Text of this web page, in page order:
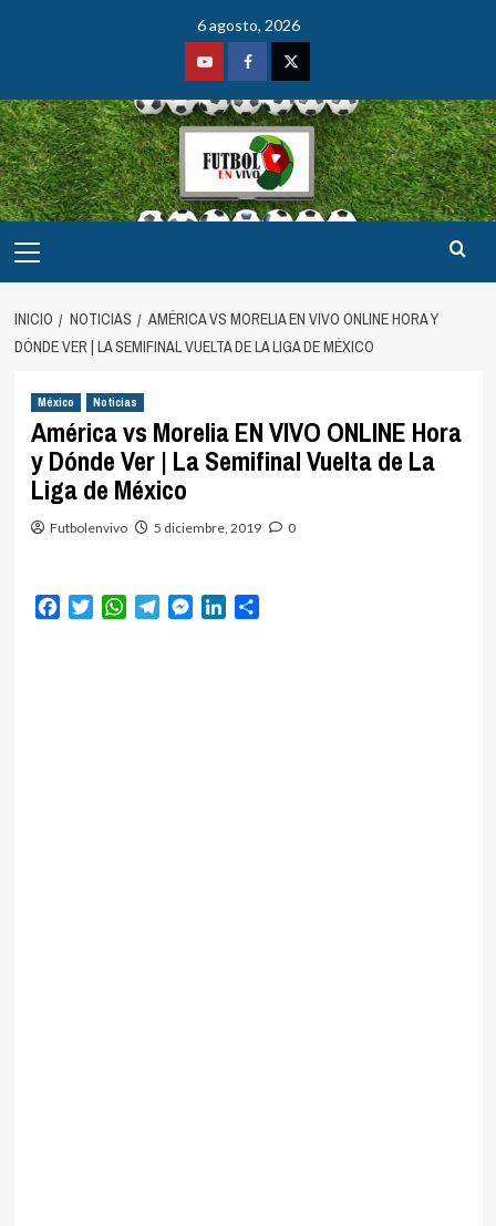
6 agosto, 2026
YoutubeFacebookTwitter
principal
INICIO NOTICIAS
AMÉRICA VS MORELIA EN VIVO ONLINE HORA Y
DÓNDE VER | LA SEMIFINAL VUELTA DE LA LIGA DE MÉXICO
México Noticias
América vs Morelia EN VIVO ONLINE Hora
y Dónde Ver | La Semifinal Vuelta de La
Liga de México
Futbolenvivo 5 diciembre, 2019 0
FacebookTwitterWhatsApp
TelegramMessenger
LinkedIn